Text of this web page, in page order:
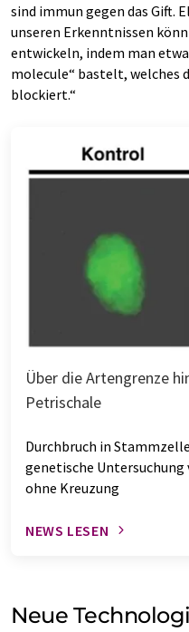
sind immun gegen das Gift.
unseren Erkenntnissen
entwickeln, indem man
molecule“ bastelt, welches
blockiert.“
Über die Artengrenze
Petrischale
Durchbruch in
genetische Untersuchung
ohne Kreuzung
NEWS LESEN
Neue